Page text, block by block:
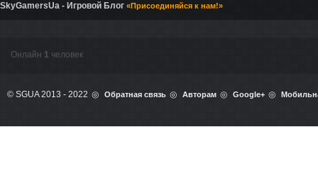
SkyGamersUa - Игровой Блог «Присоединяйся к нам!»
Онлайн 1 человек
© SGUA 2013 - 2022 Обратная связь Авторам Google+